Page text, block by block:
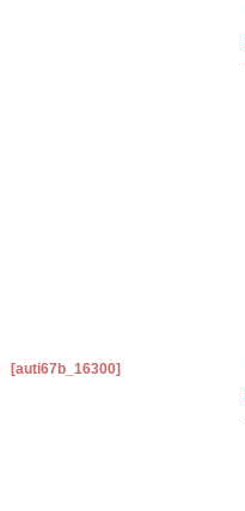
[auti67b_16300]